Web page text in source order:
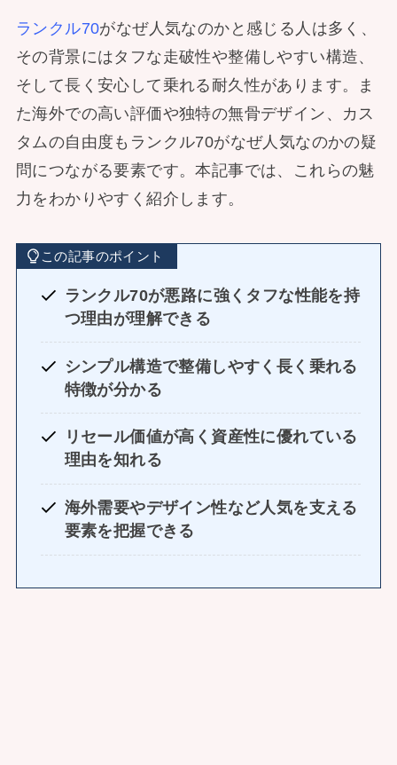
ランクル70がなぜ人気なのかと感じる人は多く、
その背景にはタフな走破性や整備しやすい構造、
そして長く安心して乗れる耐久性があります。ま
た海外での高い評価や独特の無骨デザイン、カス
タムの自由度もランクル70がなぜ人気なのかの疑
問につながる要素です。本記事では、これらの魅
力をわかりやすく紹介します。
この記事のポイント
ランクル70が悪路に強くタフな性能を持
つ理由が理解できる
シンプル構造で整備しやすく長く乗れる
特徴が分かる
リセール価値が高く資産性に優れている
理由を知れる
海外需要やデザイン性など人気を支える
要素を把握できる